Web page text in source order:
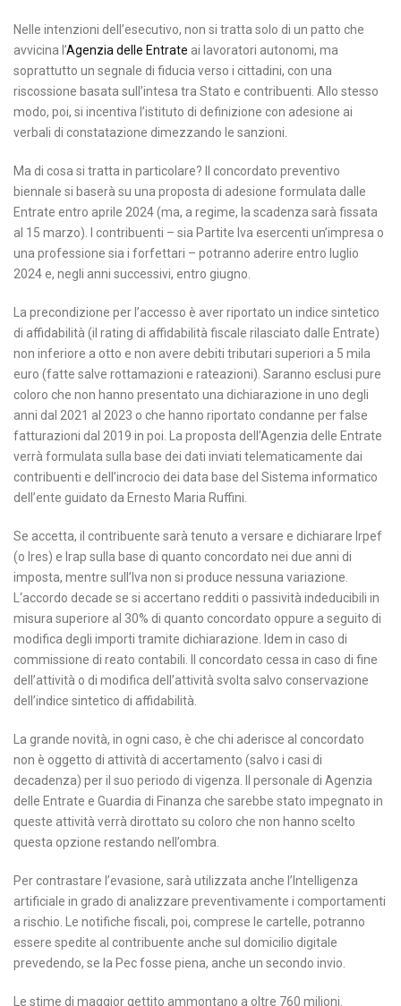
Nelle intenzioni dell’esecutivo, non si tratta solo di un patto che
avvicina l’Agenzia delle Entrate ai lavoratori autonomi, ma
soprattutto un segnale di fiducia verso i cittadini, con una
riscossione basata sull’intesa tra Stato e contribuenti. Allo stesso
modo, poi, si incentiva l’istituto di definizione con adesione ai
verbali di constatazione dimezzando le sanzioni.
Ma di cosa si tratta in particolare? Il concordato preventivo
biennale si baserà su una proposta di adesione formulata dalle
Entrate entro aprile 2024 (ma, a regime, la scadenza sarà fissata
al 15 marzo). I contribuenti – sia Partite Iva esercenti un’impresa o
una professione sia i forfettari – potranno aderire entro luglio
2024 e, negli anni successivi, entro giugno.
La precondizione per l’accesso è aver riportato un indice sintetico
di affidabilità (il rating di affidabilità fiscale rilasciato dalle Entrate)
non inferiore a otto e non avere debiti tributari superiori a 5 mila
euro (fatte salve rottamazioni e rateazioni). Saranno esclusi pure
coloro che non hanno presentato una dichiarazione in uno degli
anni dal 2021 al 2023 o che hanno riportato condanne per false
fatturazioni dal 2019 in poi. La proposta dell’Agenzia delle Entrate
verrà formulata sulla base dei dati inviati telematicamente dai
contribuenti e dell’incrocio dei data base del Sistema informatico
dell’ente guidato da Ernesto Maria Ruffini.
Se accetta, il contribuente sarà tenuto a versare e dichiarare Irpef
(o Ires) e Irap sulla base di quanto concordato nei due anni di
imposta, mentre sull’Iva non si produce nessuna variazione.
L‘accordo decade se si accertano redditi o passività indeducibili in
misura superiore al 30% di quanto concordato oppure a seguito di
modifica degli importi tramite dichiarazione. Idem in caso di
commissione di reato contabili. Il concordato cessa in caso di fine
dell’attività o di modifica dell’attività svolta salvo conservazione
dell’indice sintetico di affidabilità.
La grande novità, in ogni caso, è che chi aderisce al concordato
non è oggetto di attività di accertamento (salvo i casi di
decadenza) per il suo periodo di vigenza. Il personale di Agenzia
delle Entrate e Guardia di Finanza che sarebbe stato impegnato in
queste attività verrà dirottato su coloro che non hanno scelto
questa opzione restando nell’ombra.
Per contrastare l’evasione, sarà utilizzata anche l’Intelligenza
artificiale in grado di analizzare preventivamente i comportamenti
a rischio. Le notifiche fiscali, poi, comprese le cartelle, potranno
essere spedite al contribuente anche sul domicilio digitale
prevedendo, se la Pec fosse piena, anche un secondo invio.
Le stime di maggior gettito ammontano a oltre 760 milioni.